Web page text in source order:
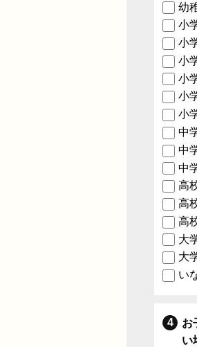
幼
小
小
小
小
小
小
中
中
中
高
高
高
大
大
い
お
い